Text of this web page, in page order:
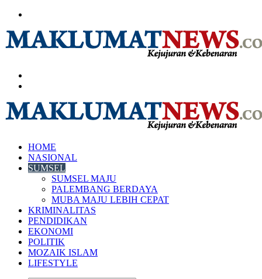
HOME
NASIONAL
SUMSEL
SUMSEL MAJU
PALEMBANG BERDAYA
MUBA MAJU LEBIH CEPAT
KRIMINALITAS
PENDIDIKAN
EKONOMI
POLITIK
MOZAIK ISLAM
LIFESTYLE